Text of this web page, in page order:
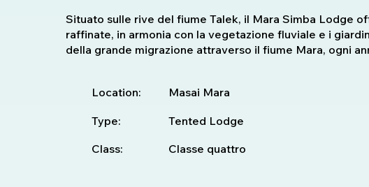
Situato sulle rive del fiume Talek, il Mara Simba Lodge
raffinate, in armonia con la vegetazione fluviale e i
della grande migrazione attraverso il fiume Mara, ogni
Location: Masai Mara
Type: Tented Lodge
Class: Classe quattro